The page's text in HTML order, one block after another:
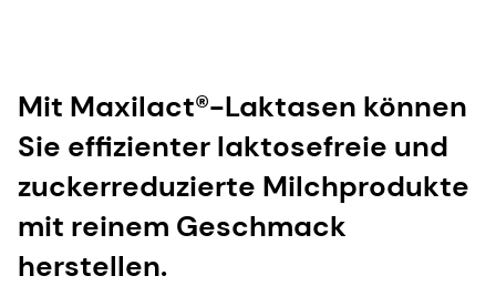
Mit Maxilact®-Laktasen können
Sie effizienter laktosefreie und
zuckerreduzierte Milchprodukte
mit reinem Geschmack
herstellen.